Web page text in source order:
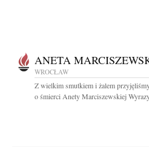
ANETA
WROCŁAW
Z wielkim smutkiem i żalem
o śmierci Anety Marciszewskiej